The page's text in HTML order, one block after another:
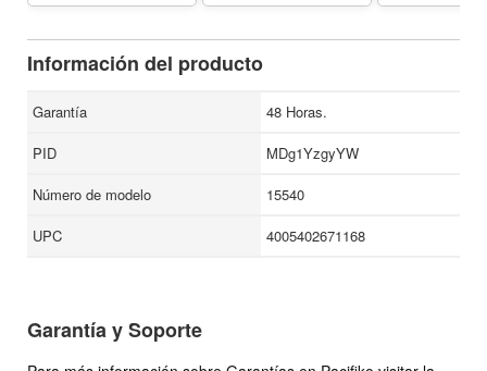
Información del producto
Garantía
48 Horas.
PID
MDg1YzgyYW
Número de modelo
15540
UPC
4005402671168
Garantía y Soporte